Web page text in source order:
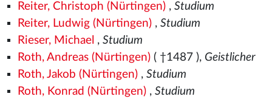
Reiter, Christoph (Nürtingen), Studium
Reiter, Ludwig (Nürtingen), Studium
Rieser, Michael , Studium
Roth, Andreas (Nürtingen)( †1487 ), Geistlicher
Roth, Jakob (Nürtingen), Studium
Roth, Konrad (Nürtingen), Studium